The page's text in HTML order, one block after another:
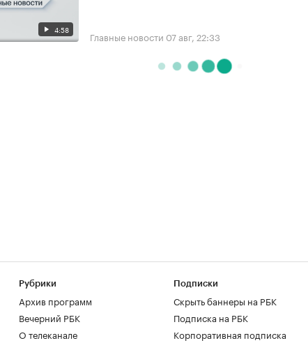
4:58 Главные новости 07 авг, 22:33
Рубрики
Архив программ
Вечерний РБК
О телеканале
Подписки
Скрыть баннеры на РБК
Подписка на РБК
Корпоративная подписка